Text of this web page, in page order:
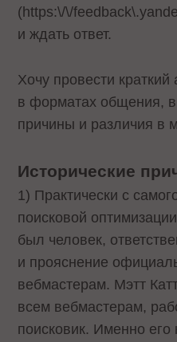
(https:\/\/
и ждать ответ.
Хочу провести краткий
в форматах общения,
причины и различия в
Исторические
1) Практически с
поисковой
был человек,
и прояснение
вебмастерам. Мэтт
всем вебмастерам,
поисковик. Именно его